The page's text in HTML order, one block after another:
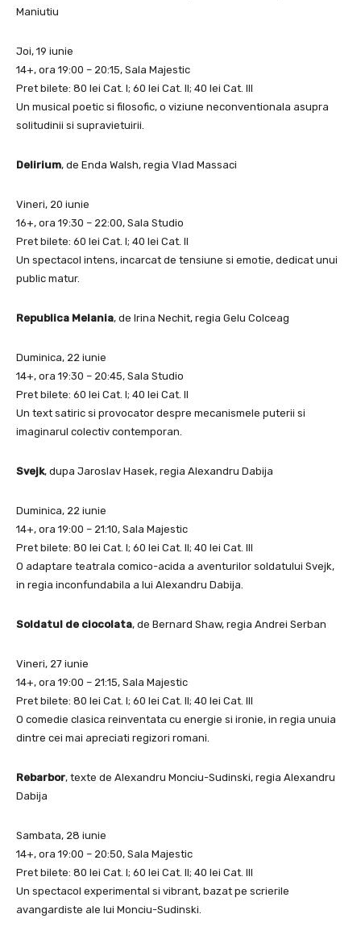
Maniutiu
Joi, 19 iunie
14+, ora 19:00 – 20:15, Sala Majestic
Pret bilete: 80 lei Cat. I; 60 lei Cat. II; 40 lei Cat. III
Un musical poetic si filosofic, o viziune neconventionala asupra
solitudinii si supravietuirii.
Delirium, de Enda Walsh, regia Vlad Massaci
Vineri, 20 iunie
16+, ora 19:30 – 22:00, Sala Studio
Pret bilete: 60 lei Cat. I; 40 lei Cat. II
Un spectacol intens, incarcat de tensiune si emotie, dedicat unui
public matur.
Republica Melania, de Irina Nechit, regia Gelu Colceag
Duminica, 22 iunie
14+, ora 19:30 – 20:45, Sala Studio
Pret bilete: 60 lei Cat. I; 40 lei Cat. II
Un text satiric si provocator despre mecanismele puterii si
imaginarul colectiv contemporan.
Svejk, dupa Jaroslav Hasek, regia Alexandru Dabija
Duminica, 22 iunie
14+, ora 19:00 – 21:10, Sala Majestic
Pret bilete: 80 lei Cat. I; 60 lei Cat. II; 40 lei Cat. III
O adaptare teatrala comico-acida a aventurilor soldatului Svejk,
in regia inconfundabila a lui Alexandru Dabija.
Soldatul de ciocolata, de Bernard Shaw, regia Andrei Serban
Vineri, 27 iunie
14+, ora 19:00 – 21:15, Sala Majestic
Pret bilete: 80 lei Cat. I; 60 lei Cat. II; 40 lei Cat. III
O comedie clasica reinventata cu energie si ironie, in regia unuia
dintre cei mai apreciati regizori romani.
Rebarbor, texte de Alexandru Monciu-Sudinski, regia Alexandru
Dabija
Sambata, 28 iunie
14+, ora 19:00 – 20:50, Sala Majestic
Pret bilete: 80 lei Cat. I; 60 lei Cat. II; 40 lei Cat. III
Un spectacol experimental si vibrant, bazat pe scrierile
avangardiste ale lui Monciu-Sudinski.